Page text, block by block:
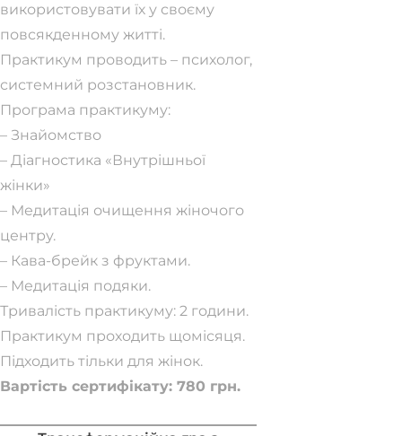
використовувати їх у своєму
повсякденному житті.
Практикум проводить – психолог,
системний розстановник.
Програма практикуму:
– Знайомство
– Діагностика «Внутрішньої
жінки»
– Медитація очищення жіночого
центру.
– Кава-брейк з фруктами.
– Медитація подяки.
Тривалість практикуму: 2 години.
Практикум проходить щомісяця.
Підходить тільки для жінок.
Вартість сертифікату: 780 грн.